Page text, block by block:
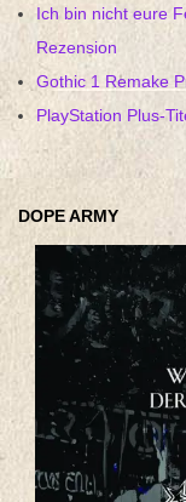
Ich bin nicht eure
Rezension
Gothic 1 Remake
PlayStation Plus-
DOPE ARMY